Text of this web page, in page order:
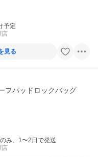
予定
店
見る
フパッドロックバッグ
み、1〜2日で発送
店